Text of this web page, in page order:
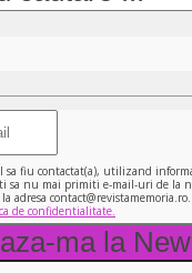
sa fiu contactat(a), utilizand
sa nu mai primiti e-mail-uri de la
adresa
de confidentialitate.